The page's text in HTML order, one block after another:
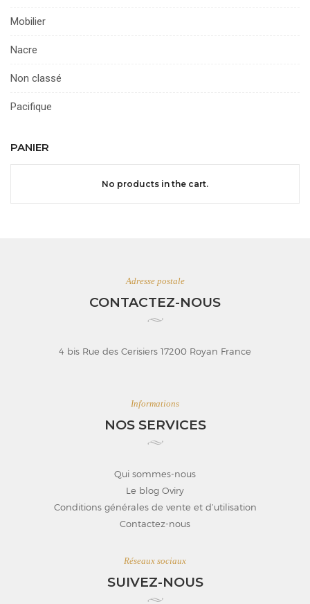
Mobilier
Nacre
Non classé
Pacifique
PANIER
No products in the cart.
Adresse postale
CONTACTEZ-NOUS
4 bis Rue des Cerisiers 17200 Royan France
Informations
NOS SERVICES
Qui sommes-nous
Le blog Oviry
Conditions générales de vente et d’utilisation
Contactez-nous
Réseaux sociaux
SUIVEZ-NOUS